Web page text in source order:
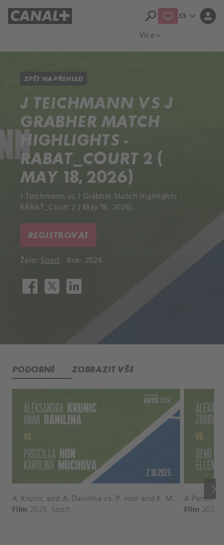
Více expand_more
search CS expand_more person
ZPĚT NA PŘEHLED
J TEICHMANN VS J
GRABHER MATCH
HIGHLIGHTS -
RABAT_COURT 2 (
MAY 18, 2026)
J Teichmann vs J Grabher Match Highlights -
RABAT_Court 2 ( May 18, 2026).
REGISTROVAT
Žánr:Sport Rok: 2026
PODOBNÉ ZOBRAZIT VŠE
keyboard_arrow_right
A. Krunic and A. Danilina vs. P. Hon and K. Muchova Match Highlights - BEIJING_Capital Group Diamond ( October 02, 2025)
Film 2025 Sport Film 2026